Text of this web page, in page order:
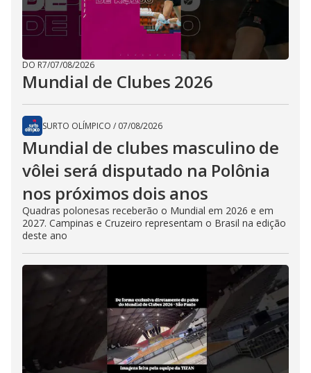
DO R7/07/08/2026
Mundial de Clubes 2026
SURTO OLÍMPICO / 07/08/2026
Mundial de clubes masculino de
vôlei será disputado na Polônia
nos próximos dois anos
Quadras polonesas receberão o Mundial em 2026 e em
2027. Campinas e Cruzeiro representam o Brasil na edição
deste ano